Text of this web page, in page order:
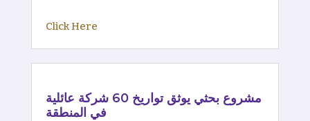
Click Here
مشروع بحثي يوثق تواريخ 60 شركة عائلية
في المنطقة